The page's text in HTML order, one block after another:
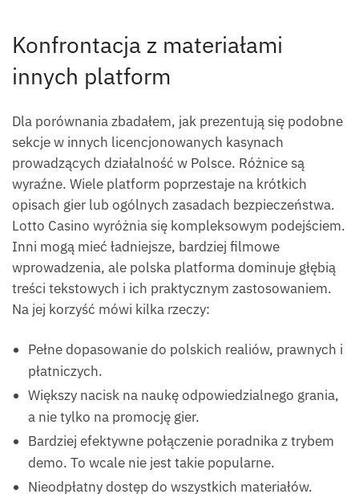
Konfrontacja z materiałami
innych platform
Dla porównania zbadałem, jak prezentują się podobne
sekcje w innych licencjonowanych kasynach
prowadzących działalność w Polsce. Różnice są
wyraźne. Wiele platform poprzestaje na krótkich
opisach gier lub ogólnych zasadach bezpieczeństwa.
Lotto Casino wyróżnia się kompleksowym podejściem.
Inni mogą mieć ładniejsze, bardziej filmowe
wprowadzenia, ale polska platforma dominuje głębią
treści tekstowych i ich praktycznym zastosowaniem.
Na jej korzyść mówi kilka rzeczy:
Pełne dopasowanie do polskich realiów, prawnych i
płatniczych.
Większy nacisk na naukę odpowiedzialnego grania,
a nie tylko na promocję gier.
Bardziej efektywne połączenie poradnika z trybem
demo. To wcale nie jest takie popularne.
Nieodpłatny dostęp do wszystkich materiałów.